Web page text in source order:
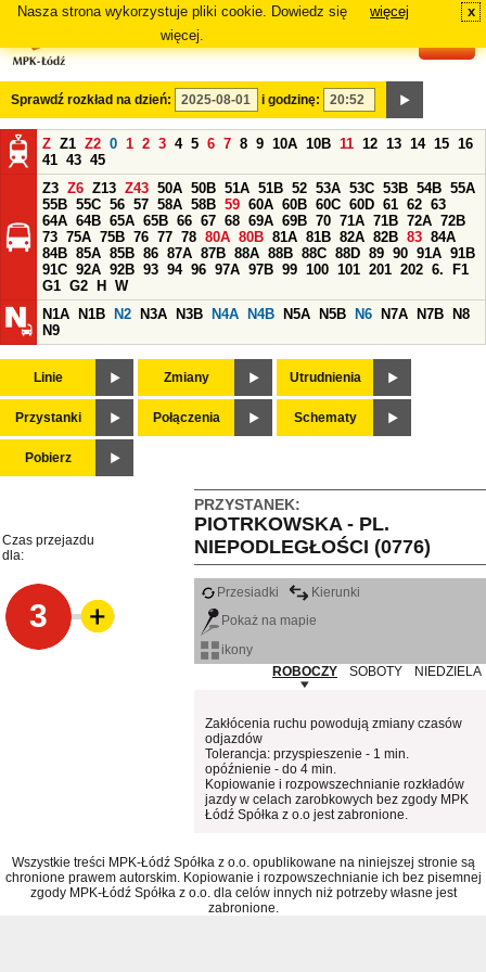
Nasza strona wykorzystuje pliki cookie. Dowiedz się
więcej.
więcej x
Sprawdź rozkład na dzień: i godzinę:
Z Z1 Z2 0 1 2 3 4 5 6 7 8 9 10A 10B 11 12 13 14 15 16
41 43 45
Z3 Z6 Z13 Z43 50A 50B 51A 51B 52 53A 53C 53B 54B 55A
55B 55C 56 57 58A 58B 59 60A 60B 60C 60D 61 62 63
64A 64B 65A 65B 66 67 68 69A 69B 70 71A 71B 72A 72B
73 75A 75B 76 77 78 80A 80B 81A 81B 82A 82B 83 84A
84B 85A 85B 86 87A 87B 88A 88B 88C 88D 89 90 91A 91B
91C 92A 92B 93 94 96 97A 97B 99 100 101 201 202 6.
F1
G1 G2 H
W
N1A
N1B N2 N3A N3B N4A N4B N5A N5B N6 N7A N7B
N8
N9
Linie Zmiany Utrudnienia
Przystanki Połączenia Schematy
Pobierz
PRZYSTANEK:
PIOTRKOWSKA - PL.
NIEPODLEGŁOŚCI (0776)
Czas przejazdu
dla:
3
Przesiadki
Kierunki
Pokaż na mapie
ikony
ROBOCZY
SOBOTY NIEDZIELA
Zakłócenia ruchu powodują zmiany czasów
odjazdów
Tolerancja: przyspieszenie - 1 min.
opóźnienie - do 4 min.
Kopiowanie i rozpowszechnianie rozkładów
jazdy w celach zarobkowych bez zgody MPK
Łódź Spółka z o.o jest zabronione.
Wszystkie treści MPK-Łódź Spółka z o.o. opublikowane na niniejszej stronie są
chronione prawem autorskim. Kopiowanie i rozpowszechnianie ich bez pisemnej
zgody MPK-Łódź Spółka z o.o. dla celów innych niż potrzeby własne jest
zabronione.